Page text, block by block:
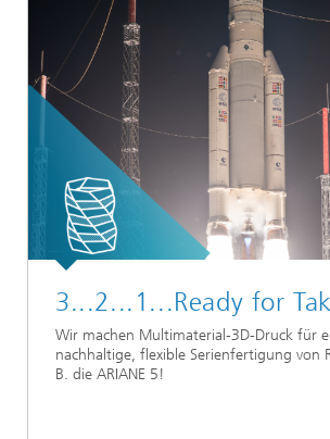
3...2...1...Ready for
Wir machen Multimaterial-3D-Druck für
nachhaltige, flexible Serienfertigung von
B. die ARIANE 5!